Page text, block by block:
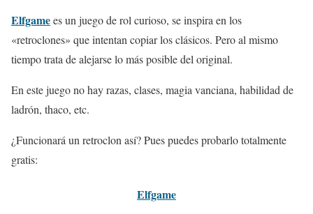
Elfgamees un juego de rol curioso, se inspira en los
«retroclones» que intentan copiar los clásicos. Pero al mismo
tiempo trata de alejarse lo más posible del original.
En este juego no hay razas, clases, magia vanciana, habilidad de
ladrón, thaco, etc.
¿Funcionará un retroclon así? Pues puedes probarlo totalmente
gratis:
Elfgame